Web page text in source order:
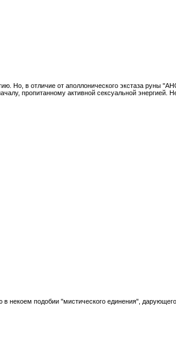
Но, в отличие от аполлонического экстаза руны
пропитанному активной сексуальной энергией.
некоем подобии "мистического единения",